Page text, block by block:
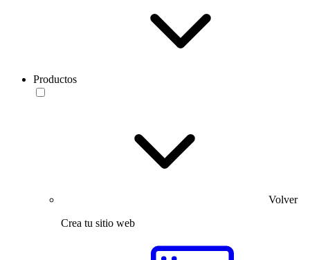
Productos
Volver
Crea tu sitio web